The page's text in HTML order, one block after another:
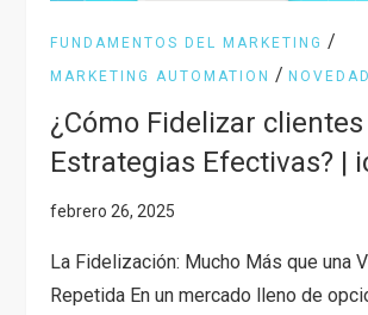
FUNDAMENTOS DEL MARKETING /
MARKETING AUTOMATION /
¿Cómo Fidelizar clientes
Estrategias Efectivas? |
La Fidelización: Mucho Más que una
Repetida En un mercado lleno de